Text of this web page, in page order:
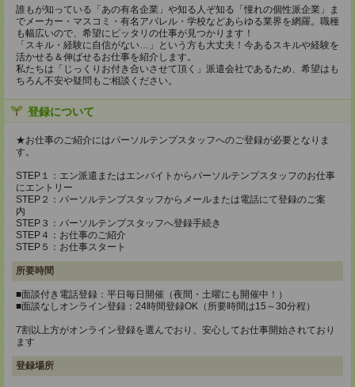
誰もが知っている「あの有名企業」や知る人ぞ知る「憧れの個性派企業」ま
でメーカー・マスコミ・有名アパレル・学校などあらゆる業界を網羅。職種
も幅広いので、希望にピッタリの仕事が見つかります！
「スキル・経験に自信がない…」という方も大丈夫！今あるスキルや経験を
活かせる＆伸ばせるお仕事を紹介します。
私たちは「じっくりお付き合いさせて頂く」派遣会社であるため、希望はも
ちろん不安や疑問もご相談ください。
登録について
★お仕事のご紹介にはパーソルテンプスタッフへのご登録が必要となりま
す。
STEP１：エン派遣またはエンバイトからパーソルテンプスタッフのお仕事
にエントリー
STEP２：パーソルテンプスタッフからメールまたは電話にて登録のご案
内
STEP３：パーソルテンプスタッフへ登録手続き
STEP４：お仕事のご紹介
STEP５：お仕事スタート
所要時間
■面談付き電話登録：平日毎日開催（夜間・土曜にも開催中！）
■面談なしオンライン登録：24時間登録OK（所要時間は15～30分程）
7割以上方がオンライン登録を選んでおり、安心してお仕事開始されており
ます
登録場所